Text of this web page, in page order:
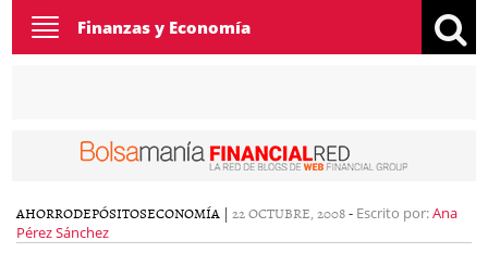
Toggle
navigation
Finanzas y Economía
AHORRODEPÓSITOSECONOMÍA | 22 OCTUBRE, 2008- Escrito por:Ana
Pérez Sánchez